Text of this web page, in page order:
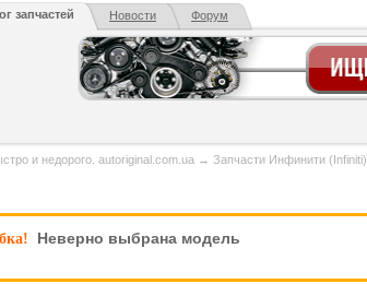
запчастей Новости Форум
и недорого. autoriginal.com.ua → Запчасти Инфинити (Infiniti)
Неверно выбрана модель